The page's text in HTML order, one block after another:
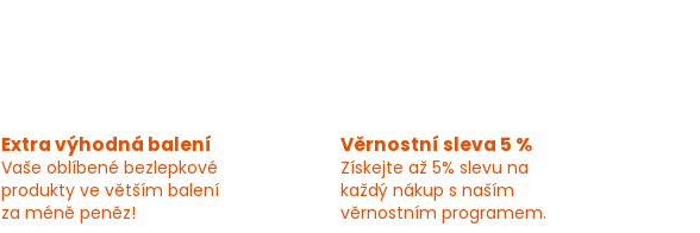
Extra výhodná balení
Vaše oblíbené bezlepkové
produkty ve větším balení
za méně peněz!
Věrnostní sleva 5 %
Získejte až 5% slevu na
každý nákup s naším
věrnostním programem.